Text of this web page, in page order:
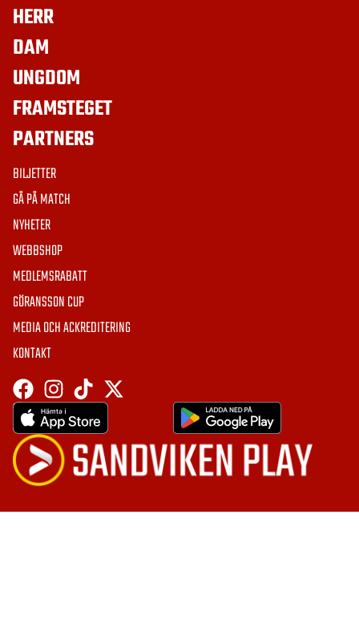
HERR
DAM
UNGDOM
FRAMSTEGET
PARTNERS
BILJETTER
GÅ PÅ MATCH
NYHETER
WEBBSHOP
MEDLEMSRABATT
GÖRANSSON CUP
MEDIA OCH ACKREDITERING
KONTAKT
HÄMTA APPEN